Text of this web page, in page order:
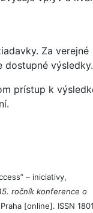
Za verejné
dostupné výsledky.
prístup k
– iniciativy,
ročník konference o
[online]. ISSN